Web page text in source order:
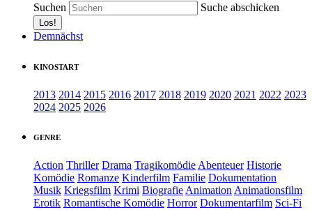
Suchen Suche abschicken
Demnächst
KINOSTART
2013 2014 2015 2016 2017 2018 2019 2020 2021 2022 2023
2024 2025 2026
GENRE
Action Thriller Drama TragikomödieAbenteuer Historie
Komödie Romanze Kinderfilm Familie Dokumentation
Musik Kriegsfilm Krimi BiografieAnimationAnimationsfilm
Erotik Romantische Komödie Horror Dokumentarfilm Sci-Fi